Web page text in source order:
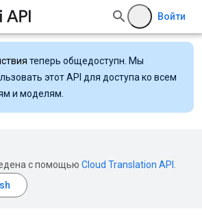
Войти
теперь общедоступн. Мы
этот API для доступа ко всем
и моделям.
с помощью Cloud Translation API